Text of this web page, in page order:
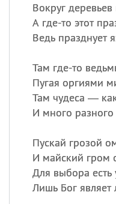
Вокруг
А где-то этот
Ведь празднует
Там где-то
Пугая оргиями
Там чудеса —
И много
Пускай грозой
И майский гром
Для выбора
Лишь Бог